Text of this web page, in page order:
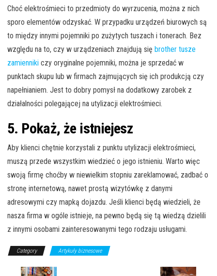
Choć elektrośmieci to przedmioty do wyrzucenia, można z nich
sporo elementów odzyskać. W przypadku urządzeń biurowych są
to między innymi pojemniki po zużytych tuszach i tonerach. Bez
względu na to, czy w urządzeniach znajdują się brother tusze
zamienniki czy oryginalne pojemniki, można je sprzedać w
punktach skupu lub w firmach zajmujących się ich produkcją czy
napełnianiem. Jest to dobry pomysł na dodatkowy zarobek z
działalności polegającej na utylizacji elektrośmieci.
5. Pokaż, że istniejesz
Aby klienci chętnie korzystali z punktu utylizacji elektrośmieci,
muszą przede wszystkim wiedzieć o jego istnieniu. Warto więc
swoją firmę choćby w niewielkim stopniu zareklamować, zadbać o
stronę internetową, nawet prostą wizytówkę z danymi
adresowymi czy mapką dojazdu. Jeśli klienci będą wiedzieli, że
nasza firma w ogóle istnieje, na pewno będą się tą wiedzą dzielili
z innymi osobami zainteresowanymi tego rodzaju usługami.
Category Artykuły biznesowe